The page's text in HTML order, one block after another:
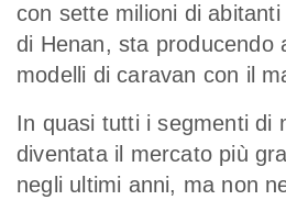
con sette milioni di
di Henan, sta producendo
modelli di caravan con il
In quasi tutti i segmenti di
diventata il mercato più
negli ultimi anni, ma non